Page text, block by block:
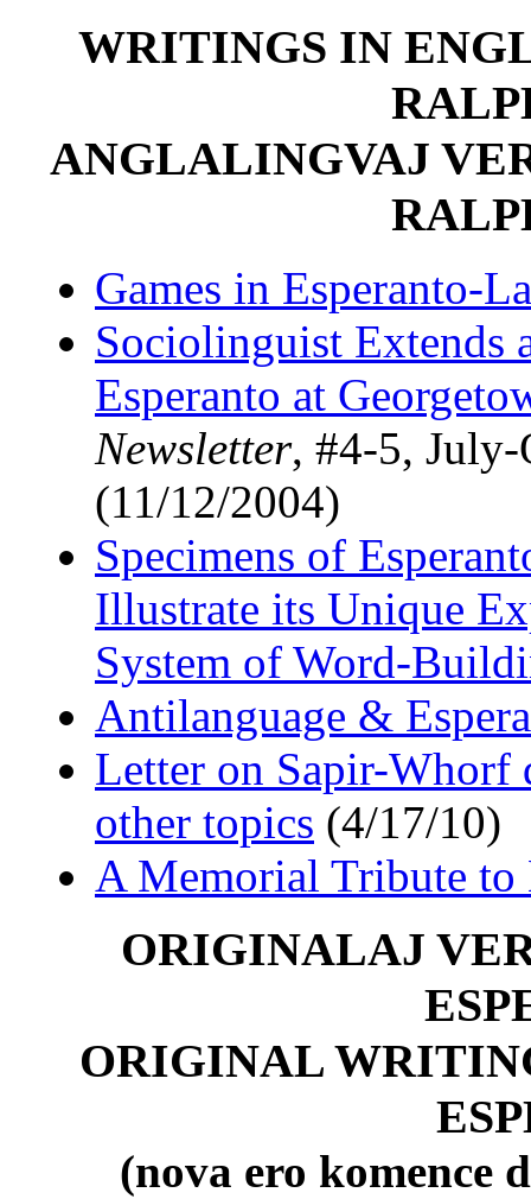
WRITINGS IN
ANGLALINGVAJ
Games in Esperanto-
Sociolinguist Extends
Esperanto at
Newsletter, #4-5,
(11/12/2004)
Specimens of
Illustrate its Unique
System of Word-
Antilanguage &
Letter on Sapir-Whorf
other topics (4/17/10)
A Memorial Tribute to
ORIGINALAJ
ORIGINAL
(nova ero komence